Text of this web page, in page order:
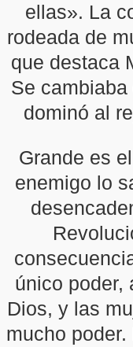
ellas». La
rodeada de
que destaca
Se
dominó al
Grande es
enemigo lo
único poder,
Dios, y las
mucho